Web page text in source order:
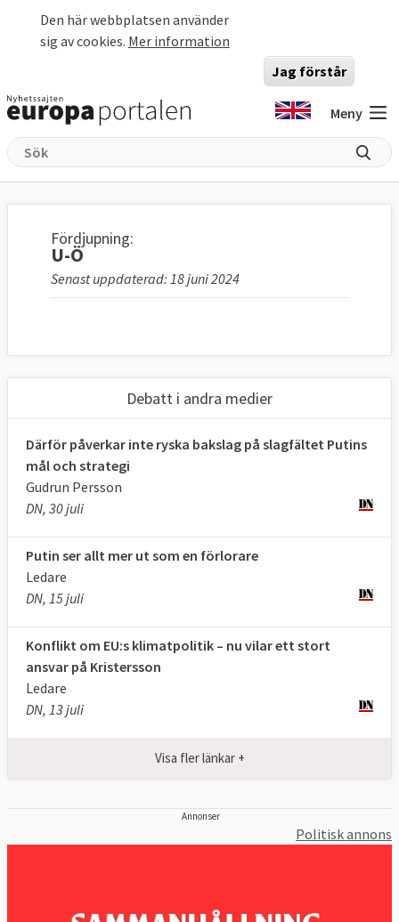
Den här webbplatsen använder
sig av cookies. Mer information
Jag förstår
Meny
Fördjupning:
U-Ö
Senast uppdaterad: 18 juni 2024
Debatt i andra medier
Därför påverkar inte ryska bakslag på slagfältet Putins
mål och strategi
Gudrun Persson
DN, 30 juli
Putin ser allt mer ut som en förlorare
Ledare
DN, 15 juli
Konflikt om EU:s klimatpolitik – nu vilar ett stort
ansvar på Kristersson
Ledare
DN, 13 juli
Visa fler länkar +
Annonser
Politisk annons